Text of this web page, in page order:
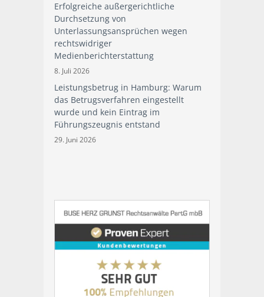
Erfolgreiche außergerichtliche
Durchsetzung von
Unterlassungsansprüchen wegen
rechtswidriger
Medienberichterstattung
8. Juli 2026
Leistungsbetrug in Hamburg: Warum
das Betrugsverfahren eingestellt
wurde und kein Eintrag im
Führungszeugnis entstand
29. Juni 2026